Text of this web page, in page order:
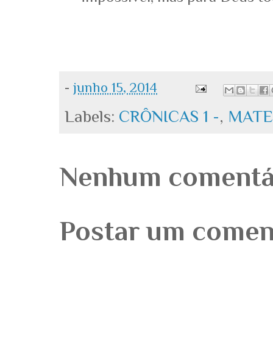
-junho 15, 2014
Labels: CRÔNICAS 1 -,
Nenhum
Postar um